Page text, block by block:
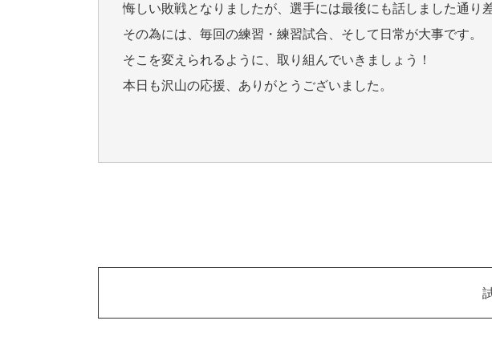
悔しい敗戦となりましたが、選手には最後にも話しました通り
その為には、毎回の練習・練習試合、そして日常が大事です。
そこを変えられるように、取り組んでいきましょう！
本日も沢山の応援、ありがとうございました。